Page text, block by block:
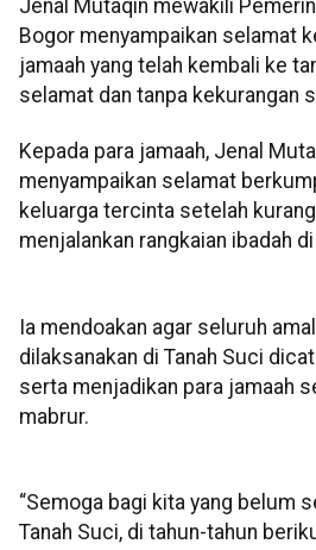
Jenal Mutaqin mewakili
Bogor menyampaikan selamat
jamaah yang telah kembali ke
selamat dan tanpa kekurangan
Kepada para jamaah, Jenal
menyampaikan selamat
keluarga tercinta setelah
menjalankan rangkaian ibadah
Ia mendoakan agar seluruh
dilaksanakan di Tanah Suci
serta menjadikan para jamaah
mabrur.
“Semoga bagi kita yang belum
Tanah Suci, di tahun-tahun